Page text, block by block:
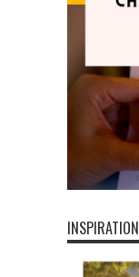
INSPIRATION